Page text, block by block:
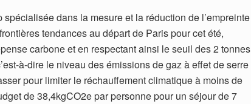
dans la mesure et la réduction de l’empreinte
tendances au départ de Paris pour cet été,
carbone et en respectant ainsi le seuil des 2 tonnes
à-dire le niveau des émissions de gaz à effet de serre
pour limiter le réchauffement climatique à moins de
de 38,4kgCO2e par personne pour un séjour de 7